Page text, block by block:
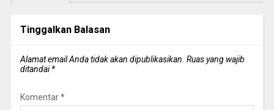
Tinggalkan Balasan
Alamat email Anda tidak akan dipublikasikan. Ruas yang wajib
ditandai*
Komentar*